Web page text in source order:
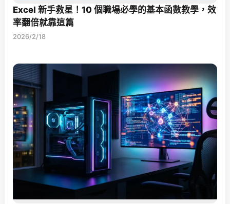
Excel 新手救星！10 個職場必學的基本函數教學，效
率翻倍就靠這篇
2026/2/18